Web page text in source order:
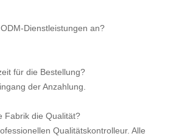
Dienstleistungen an?
für die Bestellung?
der Anzahlung.
Fabrik die Qualität?
Qualitätskontrolleur. Alle